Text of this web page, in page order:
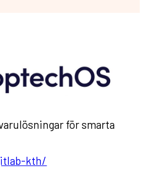
för smarta
kth/